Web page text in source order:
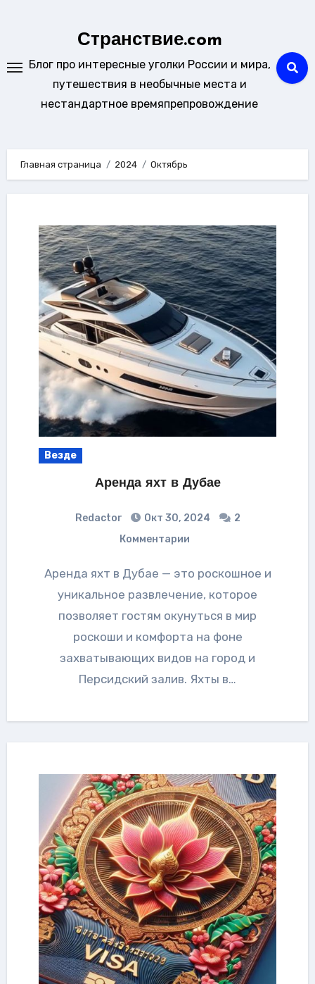
Странствие.com
Блог про интересные уголки России и мира,
путешествия в необычные места и
нестандартное времяпрепровождение
Главная страница 2024 Октябрь
Везде
Аренда яхт в Дубае
Redactor Окт 30, 2024
2
Комментарии
Аренда яхт в Дубае — это роскошное и
уникальное развлечение, которое
позволяет гостям окунуться в мир
роскоши и комфорта на фоне
захватывающих видов на город и
Персидский залив. Яхты в…